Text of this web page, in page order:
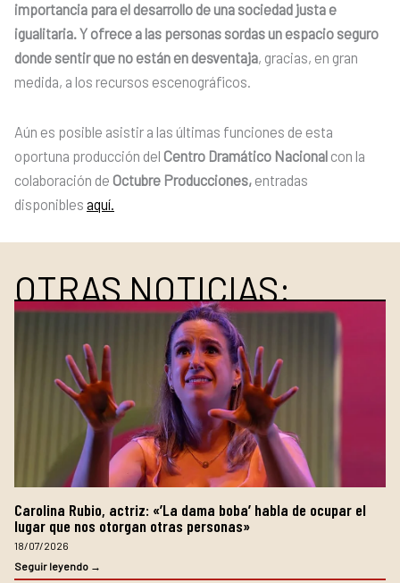
importancia para el desarrollo de una sociedad justa e
igualitaria. Y ofrece a las personas sordas un espacio seguro
donde sentir que no están en desventaja, gracias, en gran
medida, a los recursos escenográficos.
Aún es posible asistir a las últimas funciones de esta
oportuna producción del Centro Dramático Nacional con la
colaboración de Octubre Producciones, entradas
disponibles aquí.
OTRAS NOTICIAS:
Carolina Rubio, actriz: «’La dama boba’ habla de ocupar el
lugar que nos otorgan otras personas»
18/07/2026
Seguir leyendo →